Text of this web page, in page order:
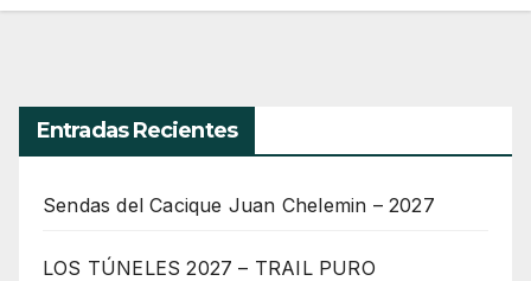
Entradas Recientes
Sendas del Cacique Juan Chelemin – 2027
LOS TÚNELES 2027 – TRAIL PURO